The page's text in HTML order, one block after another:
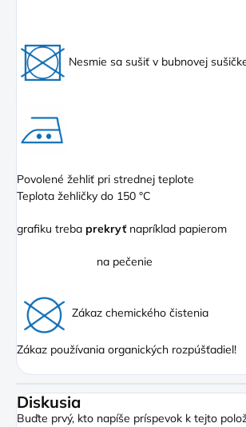
Nesmie sa sušiť v bubnovej
Povolené žehliť pri strednej teplote
Teplota žehličky do 150 °C
grafiku treba prekryť napríklad papierom
na pečenie
Zákaz chemického čistenia
Zákaz používania organických rozpúšťadiel!
Diskusia
Buďte prvý, kto napíše príspevok k tejto